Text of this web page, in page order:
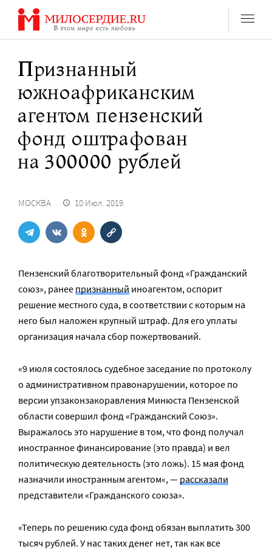
Перейти
содержанию
Признанный
южноафриканским
агентом пензенский
фонд оштрафован
на 300000 рублей
МОСКВА 10 Июл. 2019
Пензенский благотворительный фонд «Гражданский
союз», ранеепризнанный иноагентом, оспорит
решение местного суда, в соответствии с которым на
него был наложен крупный штраф. Для его уплаты
организация начала сбор пожертвований.
«9 июля состоялось судебное заседание по протоколу
о административном правонарушении, которое по
версии упзаконзакоравления Минюста Пензенской
области совершил фонд «Гражданский Союз».
Выражалось это нарушение в том, что фонд получал
иностранное финансирование (это правда) и вел
политическую деятельность (это ложь). 15 мая фонд
назначили иностранным агентом«, —рассказали
представители «Гражданского союза».
«Теперь по решению суда фонд обязан выплатить 300
тысяч рублей. У нас таких денег нет, так как все